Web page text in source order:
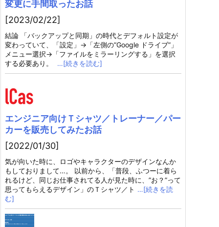
変更に手間取ったお話
[2023/02/22]
結論 「バックアップと同期」の時代とデフォルト設定が
変わっていて、「設定」→「左側の”Google ドライブ”」
メニュー選択→「ファイルをミラーリングする」を選択
する必要あり。
…[続きを読む]
エンジニア向けＴシャツ／トレーナー／パー
カーを販売してみたお話
[2022/01/30]
気が向いた時に、ロゴやキャラクターのデザインなんか
もしておりまして…。 以前から、「普段、ふつーに着ら
れるけど、同じお仕事されてる人が見た時に、”お？”って
思ってもらえるデザイン」のＴシャツ／ト …[続きを読
む]